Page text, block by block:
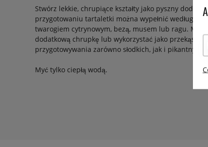
Stwórz lekkie, chrupiące kształty jako pyszny
przygotowaniu tartaletki można wypełnić według
twarogiem cytrynowym, bezą, musem lub ragu.
dodatkową chrupkę lub wykorzystać jako przekąskę.
przygotowywania zarówno słodkich, jak i pikantnych
Myć tylko ciepłą wodą.